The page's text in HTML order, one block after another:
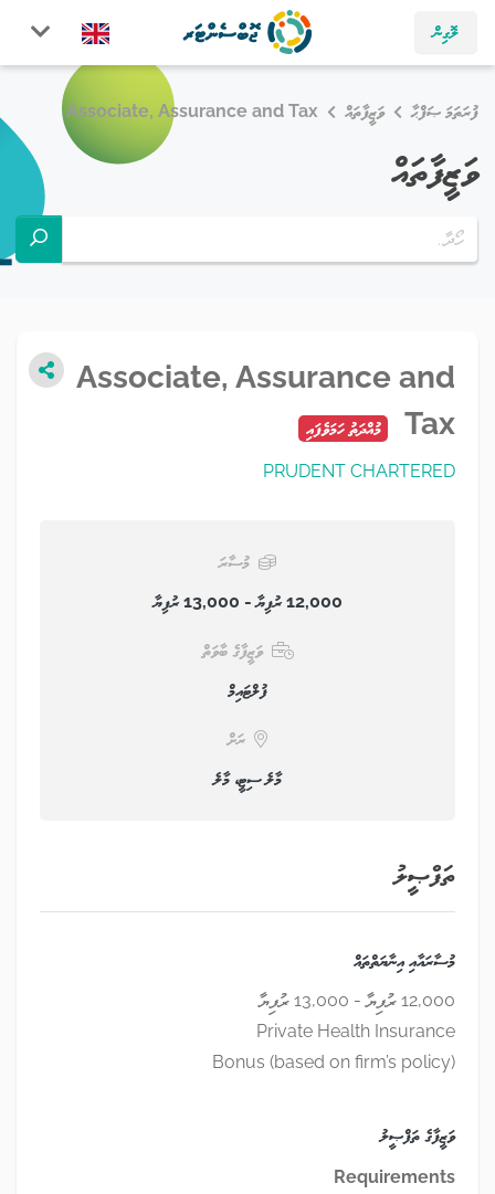
ލޮގިން
ފުރަތަމަ ޞަފްޙާ ވަޒީފާތައް Associate, Assurance and Tax
ވަޒީފާތައް
Associate, Assurance and
Tax
މުއްދަތު ހަމަވެފައި
PRUDENT CHARTERED
މުސާރަ
12,000 ރުފިޔާ - 13,000 ރުފިޔާ
ވަޒީފާގެ ބާވަތް
ފުލްޓައިމް
ރަށް
މާލެ ސިޓީ، މާލެ
ތަފްޞީލު
މުސާރައާއި އިނާޔަތްތައް
12,000 ރުފިޔާ - 13,000 ރުފިޔާ
Private Health Insurance
Bonus (based on firm’s policy)
ވަޒީފާގެ ތަފްޞީލު
Requirements